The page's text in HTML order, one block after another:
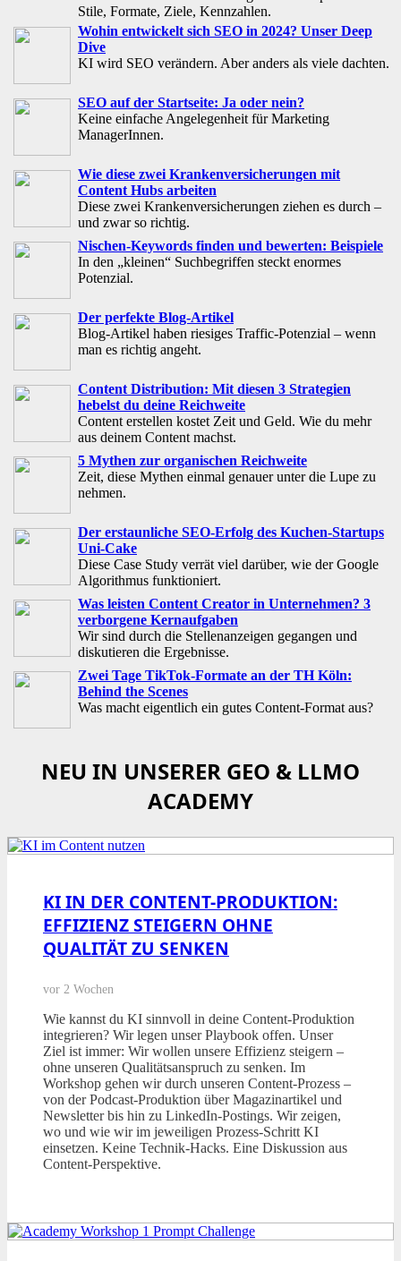
Stile, Formate, Ziele, Kennzahlen.
Wohin entwickelt sich SEO in 2024? Unser Deep
Dive
KI wird SEO verändern. Aber anders als viele dachten.
SEO auf der Startseite: Ja oder nein?
Keine einfache Angelegenheit für Marketing
ManagerInnen.
Wie diese zwei Krankenversicherungen mit
Content Hubs arbeiten
Diese zwei Krankenversicherungen ziehen es durch –
und zwar so richtig.
Nischen-Keywords finden und bewerten: Beispiele
In den „kleinen“ Suchbegriffen steckt enormes
Potenzial.
Der perfekte Blog-Artikel
Blog-Artikel haben riesiges Traffic-Potenzial – wenn
man es richtig angeht.
Content Distribution: Mit diesen 3 Strategien
hebelst du deine Reichweite
Content erstellen kostet Zeit und Geld. Wie du mehr
aus deinem Content machst.
5 Mythen zur organischen Reichweite
Zeit, diese Mythen einmal genauer unter die Lupe zu
nehmen.
Der erstaunliche SEO-Erfolg des Kuchen-Startups
Uni-Cake
Diese Case Study verrät viel darüber, wie der Google
Algorithmus funktioniert.
Was leisten Content Creator in Unternehmen? 3
verborgene Kernaufgaben
Wir sind durch die Stellenanzeigen gegangen und
diskutieren die Ergebnisse.
Zwei Tage TikTok-Formate an der TH Köln:
Behind the Scenes
Was macht eigentlich ein gutes Content-Format aus?
NEU IN UNSERER GEO & LLMO
ACADEMY
KI IN DER CONTENT-PRODUKTION:
EFFIZIENZ STEIGERN OHNE
QUALITÄT ZU SENKEN
vor 2 Wochen
Wie kannst du KI sinnvoll in deine Content-Produktion
integrieren? Wir legen unser Playbook offen. Unser
Ziel ist immer: Wir wollen unsere Effizienz steigern –
ohne unseren Qualitätsanspruch zu senken. Im
Workshop gehen wir durch unseren Content-Prozess –
von der Podcast-Produktion über Magazinartikel und
Newsletter bis hin zu LinkedIn-Postings. Wir zeigen,
wo und wie wir im jeweiligen Prozess-Schritt KI
einsetzen. Keine Technik-Hacks. Eine Diskussion aus
Content-Perspektive.